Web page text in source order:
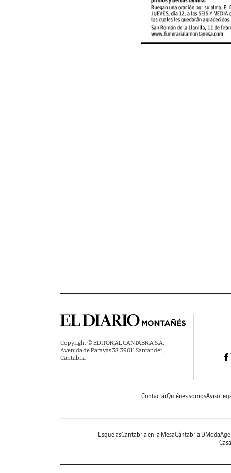
Copyright © EDITORIAL CANTABRIA S.A.
Avenida de Parayas 38, 39011 Santander ,
Cantabria
ContactarQuiénes somosAviso
EsquelasCantabria en la MesaCantabria DModa